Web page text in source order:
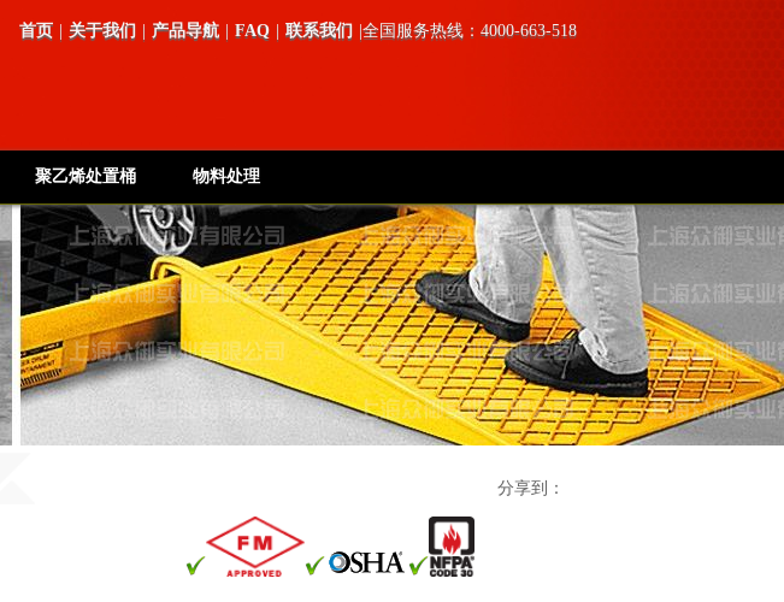
首页 关于我们 产品导航 FAQ 联系我们 |全国服务热线：4000-663-518
聚乙烯处置桶 物料处理
分享到：